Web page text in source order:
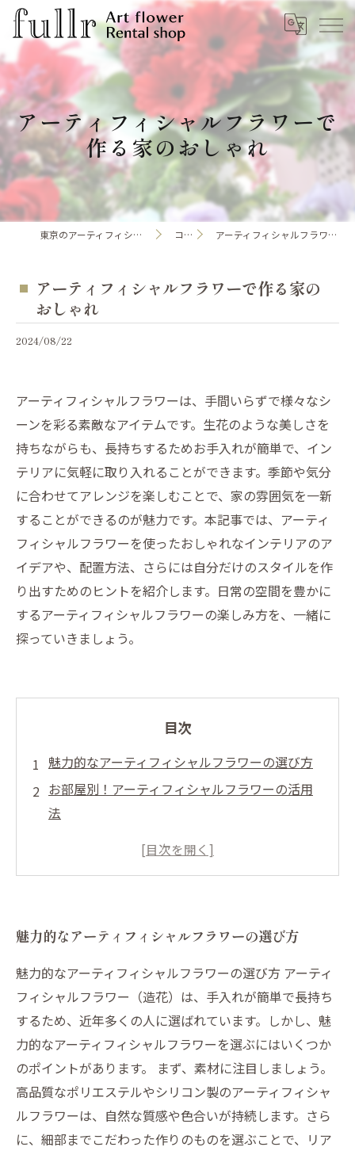
アーティフィシャルフラワーで
作る家のおしゃれ
東京のアーティフィシャルフラワーならfullr コラム アーティフィシャルフラワーで作る家のおしゃれ
アーティフィシャルフラワーで作る家の
おしゃれ
2024/08/22
アーティフィシャルフラワーは、手間いらずで様々なシ
ーンを彩る素敵なアイテムです。生花のような美しさを
持ちながらも、長持ちするためお手入れが簡単で、イン
テリアに気軽に取り入れることができます。季節や気分
に合わせてアレンジを楽しむことで、家の雰囲気を一新
することができるのが魅力です。本記事では、アーティ
フィシャルフラワーを使ったおしゃれなインテリアのア
イデアや、配置方法、さらには自分だけのスタイルを作
り出すためのヒントを紹介します。日常の空間を豊かに
するアーティフィシャルフラワーの楽しみ方を、一緒に
探っていきましょう。
目次
魅力的なアーティフィシャルフラワーの選び方
お部屋別！アーティフィシャルフラワーの活用
法
季節感を演出するアレンジメントテクニック
ワー作品
魅力的なアーティフィシャルフラワーの選び方
魅力的なアーティフィシャルフラワーの選び方 アーティ
フィシャルフラワー（造花）は、手入れが簡単で長持ち
するため、近年多くの人に選ばれています。しかし、魅
力的なアーティフィシャルフラワーを選ぶにはいくつか
のポイントがあります。 まず、素材に注目しましょう。
高品質なポリエステルやシリコン製のアーティフィシャ
ルフラワーは、自然な質感や色合いが持続します。さら
に、細部までこだわった作りのものを選ぶことで、リア